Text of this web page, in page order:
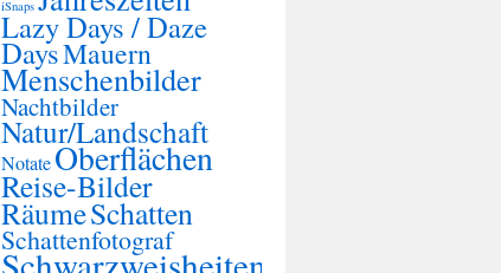
iSnaps
Lazy Days / Daze
DaysMauern
Menschenbilder
Nachtbilder
Natur/Landschaft
NotateOberflächen
Reise-Bilder
RäumeSchatten
Schattenfotograf